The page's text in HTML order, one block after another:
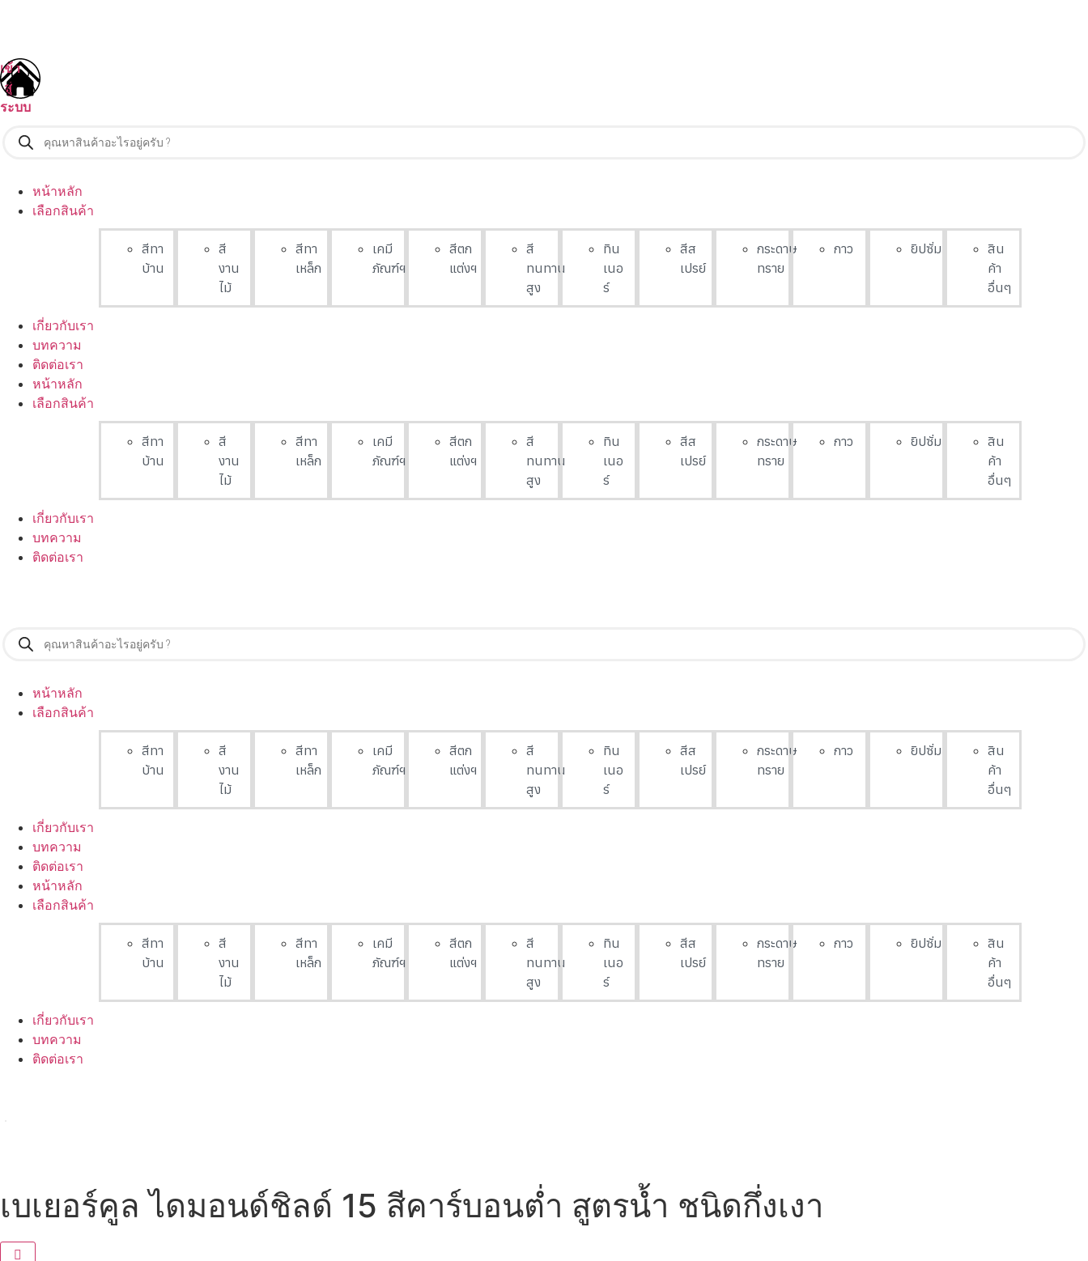
เข้า
สู่
ระบบ
หน้าหลัก
เลือกสินค้า
สีทา
บ้าน
สี
งาน
ไม้
สีทา
เหล็ก
เคมี
ภัณฑ์ฯ
สีตก
แต่งฯ
สี
ทนทาน
สูง
ทิน
เนอ
ร์
สีส
เปรย์
กระดาษ
ทราย
กาว ยิปซั่ม
สิน
ค้า
อื่นๆ
เกี่ยวกับเรา
บทความ
ติดต่อเรา
หน้าหลัก
เลือกสินค้า
สีทา
บ้าน
สี
งาน
ไม้
สีทา
เหล็ก
เคมี
ภัณฑ์ฯ
สีตก
แต่งฯ
สี
ทนทาน
สูง
ทิน
เนอ
ร์
สีส
เปรย์
กระดาษ
ทราย
กาว ยิปซั่ม
สิน
ค้า
อื่นๆ
เกี่ยวกับเรา
บทความ
ติดต่อเรา
หน้าหลัก
เลือกสินค้า
สีทา
บ้าน
สี
งาน
ไม้
สีทา
เหล็ก
เคมี
ภัณฑ์ฯ
สีตก
แต่งฯ
สี
ทนทาน
สูง
ทิน
เนอ
ร์
สีส
เปรย์
กระดาษ
ทราย
กาว ยิปซั่ม
สิน
ค้า
อื่นๆ
เกี่ยวกับเรา
บทความ
ติดต่อเรา
หน้าหลัก
เลือกสินค้า
สีทา
บ้าน
สี
งาน
ไม้
สีทา
เหล็ก
เคมี
ภัณฑ์ฯ
สีตก
แต่งฯ
สี
ทนทาน
สูง
ทิน
เนอ
ร์
สีส
เปรย์
กระดาษ
ทราย
กาว ยิปซั่ม
สิน
ค้า
อื่นๆ
เกี่ยวกับเรา
บทความ
ติดต่อเรา
เบเยอร์คูล ไดมอนด์ชิลด์ 15 สีคาร์บอนต่ำ สูตรน้ำ ชนิดกึ่งเงา